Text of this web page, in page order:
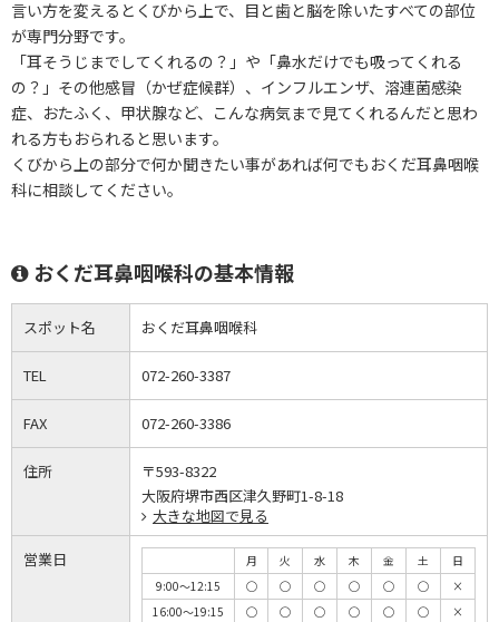
言い方を変えるとくびから上で、目と歯と脳を除いたすべての部位
が専門分野です。
「耳そうじまでしてくれるの？」や「鼻水だけでも吸ってくれる
の？」その他感冒（かぜ症候群）、インフルエンザ、溶連菌感染
症、おたふく、甲状腺など、こんな病気まで見てくれるんだと思わ
れる方もおられると思います。
くびから上の部分で何か聞きたい事があれば何でもおくだ耳鼻咽喉
科に相談してください。
おくだ耳鼻咽喉科の基本情報
スポット名 おくだ耳鼻咽喉科
TEL 072-260-3387
FAX 072-260-3386
住所
〒593-8322
大阪府堺市西区津久野町1-8-18
大きな地図で見る
営業日 月 火 水 木 金 土
日
9:00～12:15
◯ ◯ ◯ ◯ ◯ ◯
×
16:00～19:15
◯ ◯ ◯ ◯ ◯ ◯ ×